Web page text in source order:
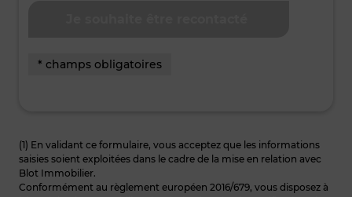
* champs obligatoires
(1) En validant ce formulaire, vous acceptez que les informations
saisies soient exploitées dans le cadre de la mise en relation avec
Blot Immobilier.
Conformément au règlement européen 2016/679, vous disposez à